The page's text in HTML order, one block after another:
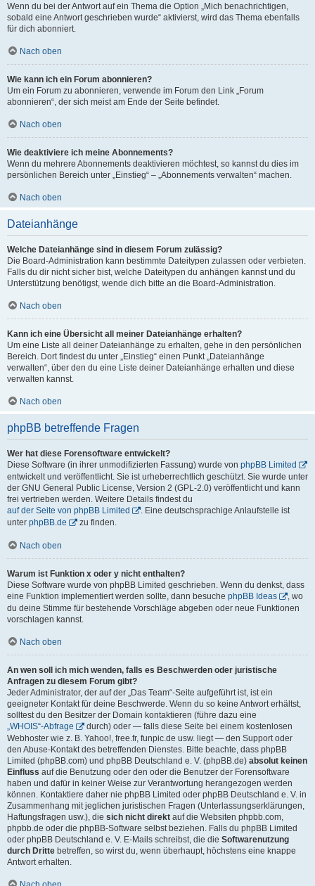
Wenn du bei der Antwort auf ein Thema die Option „Mich benachrichtigen,
sobald eine Antwort geschrieben wurde“ aktivierst, wird das Thema ebenfalls
für dich abonniert.
Nach oben
Wie kann ich ein Forum abonnieren?
Um ein Forum zu abonnieren, verwende im Forum den Link „Forum
abonnieren“, der sich meist am Ende der Seite befindet.
Nach oben
Wie deaktiviere ich meine Abonnements?
Wenn du mehrere Abonnements deaktivieren möchtest, so kannst du dies im
persönlichen Bereich unter „Einstieg“ – „Abonnements verwalten“ machen.
Nach oben
Dateianhänge
Welche Dateianhänge sind in diesem Forum zulässig?
Die Board-Administration kann bestimmte Dateitypen zulassen oder verbieten.
Falls du dir nicht sicher bist, welche Dateitypen du anhängen kannst und du
Unterstützung benötigst, wende dich bitte an die Board-Administration.
Nach oben
Kann ich eine Übersicht all meiner Dateianhänge erhalten?
Um eine Liste all deiner Dateianhänge zu erhalten, gehe in den persönlichen
Bereich. Dort findest du unter „Einstieg“ einen Punkt „Dateianhänge
verwalten“, über den du eine Liste deiner Dateianhänge erhalten und diese
verwalten kannst.
Nach oben
phpBB betreffende Fragen
Wer hat diese Forensoftware entwickelt?
Diese Software (in ihrer unmodifizierten Fassung) wurde von phpBB Limited
entwickelt und veröffentlicht. Sie ist urheberrechtlich geschützt. Sie wurde unter
der GNU General Public License, Version 2 (GPL-2.0) veröffentlicht und kann
frei vertrieben werden. Weitere Details findest du
auf der Seite von phpBB Limited
. Eine deutschsprachige Anlaufstelle ist
unter phpBB.de zu finden.
Nach oben
Warum ist Funktion x oder y nicht enthalten?
Diese Software wurde von phpBB Limited geschrieben. Wenn du denkst, dass
eine Funktion implementiert werden sollte, dann besuche phpBB Ideas
, wo
du deine Stimme für bestehende Vorschläge abgeben oder neue Funktionen
vorschlagen kannst.
Nach oben
An wen soll ich mich wenden, falls es Beschwerden oder juristische
Anfragen zu diesem Forum gibt?
Jeder Administrator, der auf der „Das Team“-Seite aufgeführt ist, ist ein
geeigneter Kontakt für deine Beschwerde. Wenn du so keine Antwort erhältst,
solltest du den Besitzer der Domain kontaktieren (führe dazu eine
„WHOIS“-Abfrage
durch) oder — falls diese Seite bei einem kostenlosen
Webhoster wie z. B. Yahoo!, free.fr, funpic.de usw. liegt — den Support oder
den Abuse-Kontakt des betreffenden Dienstes. Bitte beachte, dass phpBB
Limited (phpBB.com) und phpBB Deutschland e. V. (phpBB.de) absolut keinen
Einfluss auf die Benutzung oder den oder die Benutzer der Forensoftware
haben und dafür in keiner Weise zur Verantwortung herangezogen werden
können. Kontaktiere daher nie phpBB Limited oder phpBB Deutschland e. V. in
Zusammenhang mit jeglichen juristischen Fragen (Unterlassungserklärungen,
Haftungsfragen usw.), die sich nicht direkt auf die Websiten phpbb.com,
phpbb.de oder die phpBB-Software selbst beziehen. Falls du phpBB Limited
oder phpBB Deutschland e. V. E-Mails schreibst, die die Softwarenutzung
durch Dritte betreffen, so wirst du, wenn überhaupt, höchstens eine knappe
Antwort erhalten.